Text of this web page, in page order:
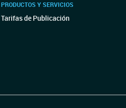
PRODUCTOS Y SERVICIOS
Tarifas de Publicación